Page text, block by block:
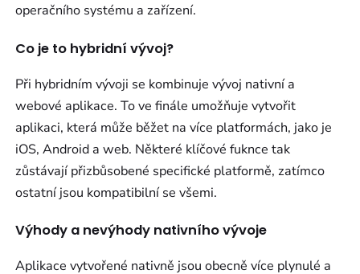
operačního systému a zařízení.
Co je to hybridní vývoj?
Při hybridním vývoji se kombinuje vývoj nativní a
webové aplikace. To ve finále umožňuje vytvořit
aplikaci, která může běžet na více platformách, jako je
iOS, Android a web. Některé klíčové fuknce tak
zůstávají přizbůsobené specifické platformě, zatímco
ostatní jsou kompatibilní se všemi.
Výhody a nevýhody nativního vývoje
Aplikace vytvořené nativně jsou obecně více plynulé a